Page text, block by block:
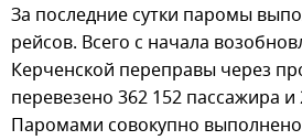
За последние сутки паромы
рейсов. Всего с начала
Керченской переправы через
перевезено 362 152 пассажира и
Паромами совокупно выполнено